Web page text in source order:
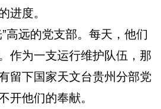
进度。
远的党支部。每天，他们
作为一支运行维护队伍，那
留下国家天文台贵州分部党
开他们的奉献。